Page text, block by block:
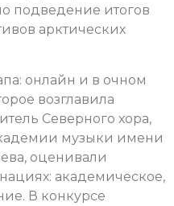
подведение итогов
арктических
онлайн и в очном
возглавила
Северного хора,
музыки имени
оценивали
академическое,
В конкурсе